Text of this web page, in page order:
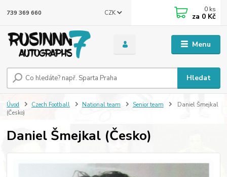
Menu
CZK
Hledat
739 369 660 0 ks
za 0 Kč
Úvod Czech Football National team Senior team
Daniel Šmejkal
(Česko)
Daniel Šmejkal (Česko)